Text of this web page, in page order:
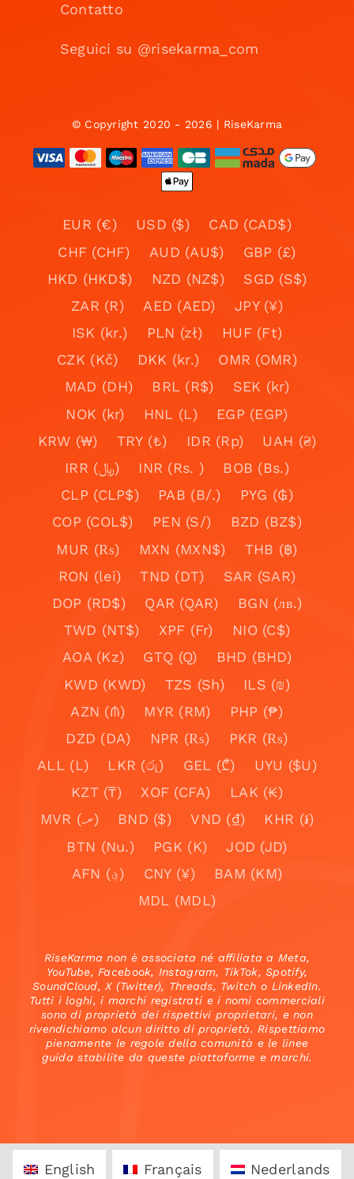
Contatto
Seguici su @risekarma_com
© Copyright 2020 - 2026 | RiseKarma
EUR (€) USD ($)
CAD (CAD$)
CHF (CHF)
AUD (AU$)
GBP (£)
HKD (HKD$)
NZD (NZ$)
SGD (S$)
ZAR (R)
AED (AED)
JPY (¥)
ISK (kr.)
PLN (zł)
HUF (Ft)
CZK (Kč)
DKK (kr.)
OMR (OMR)
MAD (DH)
BRL (R$)
SEK (kr)
NOK (kr)
HNL (L)
EGP (EGP)
KRW (₩)
TRY (₺) IDR (Rp)
UAH (₴)
IRR (﷼)
INR (Rs. )
BOB (Bs.)
CLP (CLP$)
PAB (B/.)
PYG (₲)
COP (COL$)
PEN (S/)
BZD (BZ$)
MUR (₨)
MXN (MXN$)
THB (฿)
RON (lei)
TND (DT)
SAR (SAR)
DOP (RD$)
QAR (QAR)
BGN (лв.)
TWD (NT$)
XPF (Fr)
NIO (C$)
AOA (Kz)
GTQ (Q)
BHD (BHD)
KWD (KWD)
TZS (Sh)
ILS (₪)
AZN (₼)
MYR (RM)
PHP (₱)
DZD (DA)
NPR (₨)
PKR (₨)
ALL (L)
LKR (රු) GEL (₾)
UYU ($U)
KZT (₸)
XOF (CFA)
LAK (₭)
MVR (.ރ)
BND ($) VND (₫)
KHR (៛)
BTN (Nu.)
PGK (K)
JOD (JD)
AFN (؋)
CNY (¥)
BAM (KM)
MDL (MDL)
RiseKarma non è associata né affiliata a Meta,
YouTube, Facebook, Instagram, TikTok, Spotify,
SoundCloud, X (Twitter), Threads, Twitch o LinkedIn.
Tutti i loghi, i marchi registrati e i nomi commerciali
sono di proprietà dei rispettivi proprietari, e non
rivendichiamo alcun diritto di proprietà. Rispettiamo
pienamente le regole della comunità e le linee
guida stabilite da queste piattaforme e marchi.
English Français Nederlands